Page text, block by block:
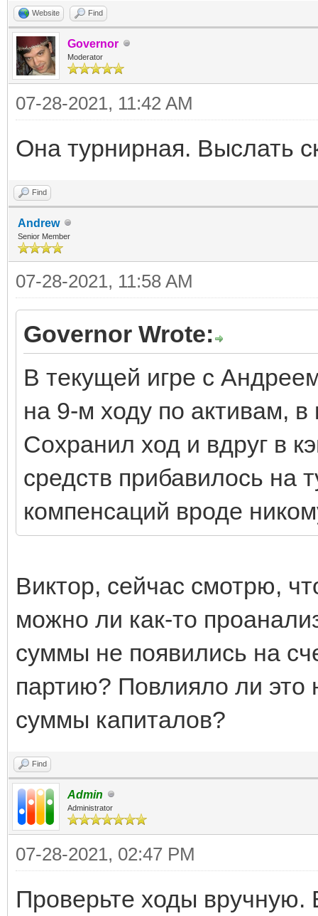
Website Find
Governor
Moderator
07-28-2021, 11:42 AM
Она турнирная. Выслать
Find
Andrew
Senior Member
07-28-2021, 11:58 AM
Governor Wrote:
В текущей игре с
на 9-м ходу по активам,
Сохранил ход и вдруг в
средств прибавилось на
компенсаций вроде
Виктор, сейчас смотрю,
можно ли как-то
суммы не появились на
партию? Повлияло ли это
суммы капиталов?
Find
Admin
Administrator
07-28-2021, 02:47 PM
Проверьте ходы вручную.